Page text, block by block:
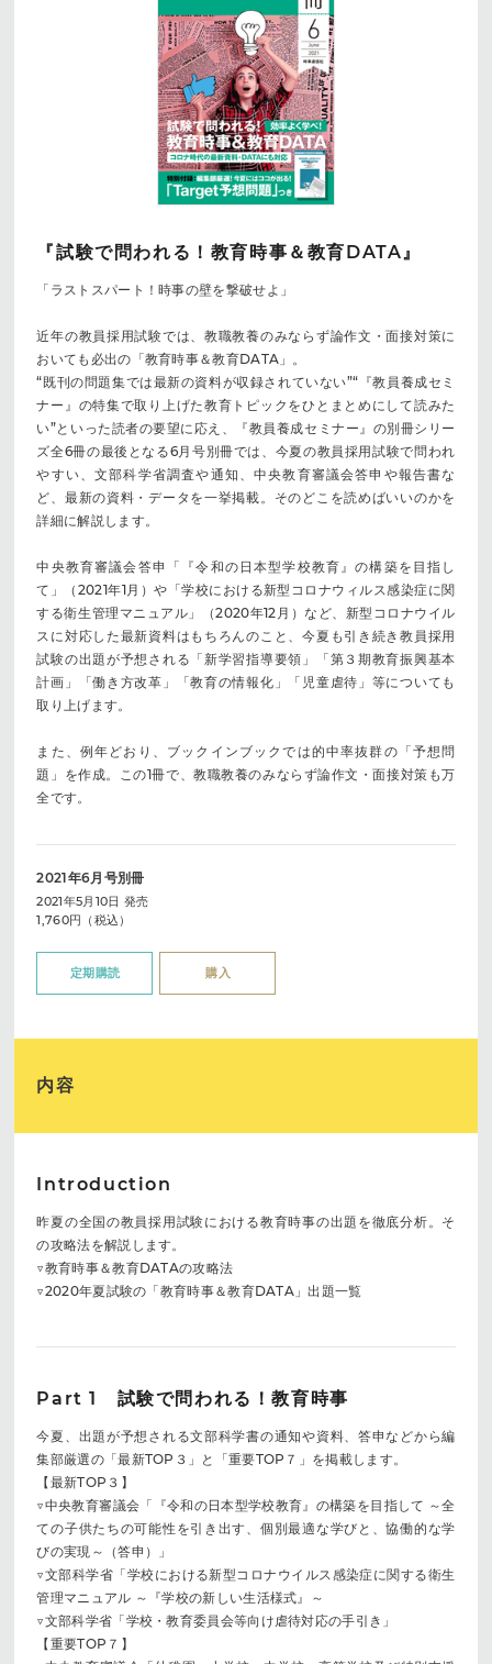
『試験で問われる！教育時事＆教育DATA』
「ラストスパート！時事の壁を撃破せよ」
近年の教員採用試験では、教職教養のみならず論作文・面接対策に
おいても必出の「教育時事＆教育DATA」。
“既刊の問題集では最新の資料が収録されていない”“『教員養成セミ
ナー』の特集で取り上げた教育トピックをひとまとめにして読みた
い”といった読者の要望に応え、『教員養成セミナー』の別冊シリー
ズ全6冊の最後となる6月号別冊では、今夏の教員採用試験で問われ
やすい、文部科学省調査や通知、中央教育審議会答申や報告書な
ど、最新の資料・データを一挙掲載。そのどこを読めばいいのかを
詳細に解説します。
中央教育審議会答申「『令和の日本型学校教育』の構築を目指し
て」（2021年1月）や「学校における新型コロナウィルス感染症に関
する衛生管理マニュアル」（2020年12月）など、新型コロナウイル
スに対応した最新資料はもちろんのこと、今夏も引き続き教員採用
試験の出題が予想される「新学習指導要領」「第３期教育振興基本
計画」「働き方改革」「教育の情報化」「児童虐待」等についても
取り上げます。
また、例年どおり、ブックインブックでは的中率抜群の「予想問
題」を作成。この1冊で、教職教養のみならず論作文・面接対策も万
全です。
2021年6月号別冊
2021年5月10日 発売
1,760円（税込）
定期購読 購入
内容
Introduction
昨夏の全国の教員採用試験における教育時事の出題を徹底分析。そ
の攻略法を解説します。
▽教育時事＆教育DATAの攻略法
▽2020年夏試験の「教育時事＆教育DATA」出題一覧
Part 1 試験で問われる！教育時事
今夏、出題が予想される文部科学書の通知や資料、答申などから編
集部厳選の「最新TOP３」と「重要TOP７」を掲載します。
【最新TOP３】
▽中央教育審議会「『令和の日本型学校教育』の構築を目指して ～全
ての子供たちの可能性を引き出す、個別最適な学びと、協働的な学
びの実現～（答申）」
▽文部科学省「学校における新型コロナウイルス感染症に関する衛生
管理マニュアル ～『学校の新しい生活様式』～
▽文部科学省「学校・教育委員会等向け虐待対応の手引き」
【重要TOP７】